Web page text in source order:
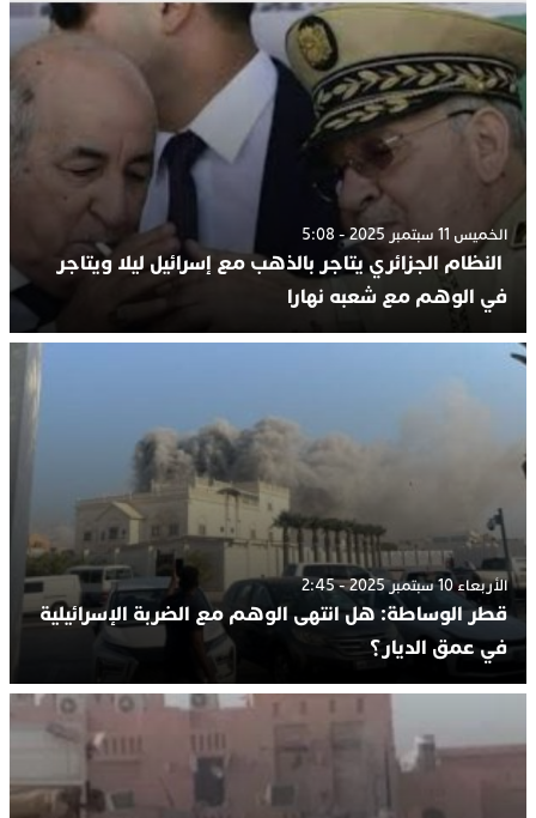
الخميس 11 سبتمبر 2025 - 5:08
النظام الجزائري يتاجر بالذهب مع إسرائيل ليلا ويتاجر
في الوهم مع شعبه نهارا
الأربعاء 10 سبتمبر 2025 - 2:45
قطر الوساطة: هل انتهى الوهم مع الضربة الإسرائيلية
في عمق الديار؟